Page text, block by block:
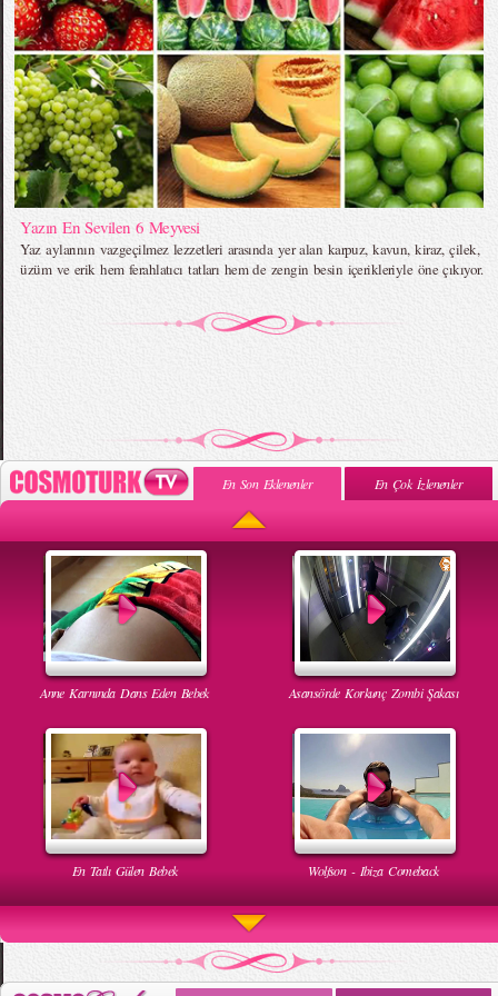
Yazın En Sevilen 6 Meyvesi
Yaz aylarının vazgeçilmez lezzetleri arasında yer alan karpuz, kavun, kiraz, çilek,
üzüm ve erik hem ferahlatıcı tatları hem de zengin besin içerikleriyle öne çıkıyor.
En Son Eklenenler En Çok İzlenenler
Anne Karnında Dans Eden Bebek Asansörde Korkunç Zombi Şakası
En Tatlı Gülen Bebek Wolfson - Ibiza Comeback